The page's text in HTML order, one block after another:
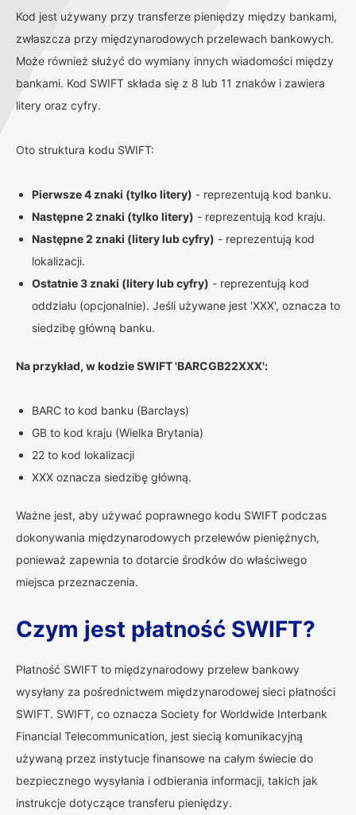
Kod jest używany przy transferze pieniędzy między bankami,
zwłaszcza przy międzynarodowych przelewach bankowych.
Może również służyć do wymiany innych wiadomości między
bankami. Kod SWIFT składa się z 8 lub 11 znaków i zawiera
litery oraz cyfry.
Oto struktura kodu SWIFT:
Pierwsze 4 znaki (tylko litery) - reprezentują kod banku.
Następne 2 znaki (tylko litery) - reprezentują kod kraju.
Następne 2 znaki (litery lub cyfry) - reprezentują kod
lokalizacji.
Ostatnie 3 znaki (litery lub cyfry) - reprezentują kod
oddziału (opcjonalnie). Jeśli używane jest 'XXX', oznacza to
siedzibę główną banku.
Na przykład, w kodzie SWIFT 'BARCGB22XXX':
BARC to kod banku (Barclays)
GB to kod kraju (Wielka Brytania)
22 to kod lokalizacji
XXX oznacza siedzibę główną.
Ważne jest, aby używać poprawnego kodu SWIFT podczas
dokonywania międzynarodowych przelewów pieniężnych,
ponieważ zapewnia to dotarcie środków do właściwego
miejsca przeznaczenia.
Czym jest płatność SWIFT?
Płatność SWIFT to międzynarodowy przelew bankowy
wysyłany za pośrednictwem międzynarodowej sieci płatności
SWIFT. SWIFT, co oznacza Society for Worldwide Interbank
Financial Telecommunication, jest siecią komunikacyjną
używaną przez instytucje finansowe na całym świecie do
bezpiecznego wysyłania i odbierania informacji, takich jak
instrukcje dotyczące transferu pieniędzy.